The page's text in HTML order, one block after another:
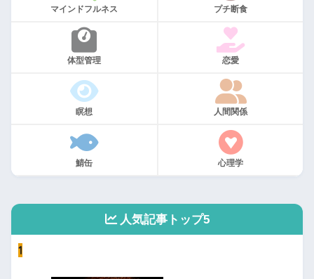
マインドフルネス プチ断食
体型管理 恋愛
瞑想 人間関係
鯖缶 心理学
人気記事トップ5
1